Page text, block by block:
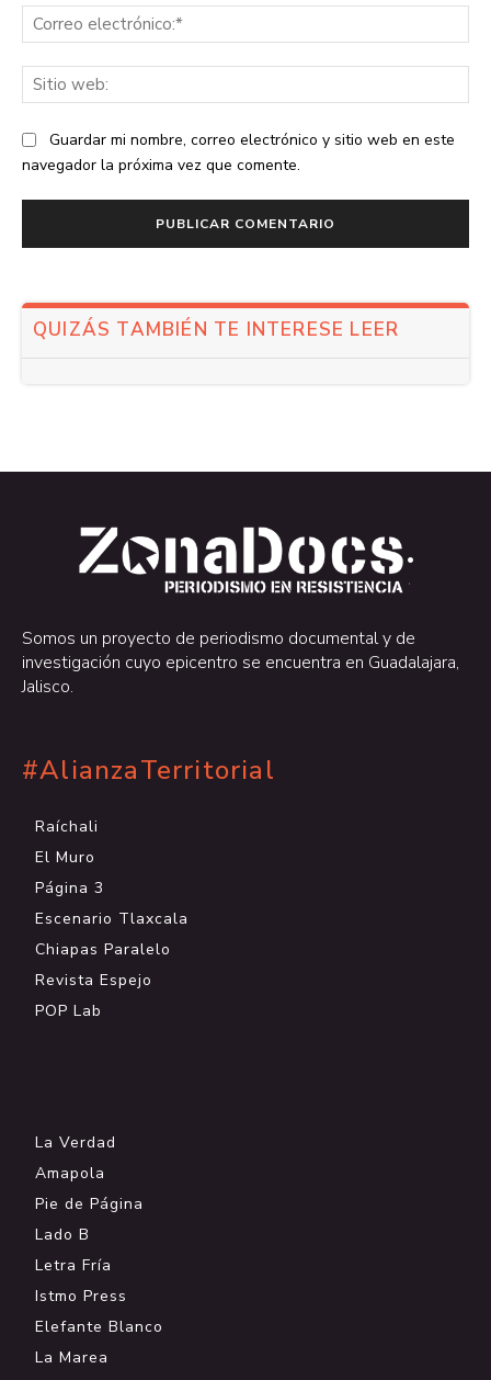
Guardar mi nombre, correo electrónico y sitio web en este
navegador la próxima vez que comente.
QUIZÁS TAMBIÉN TE INTERESE LEER
.
.
Somos un proyecto de periodismo documental y de
investigación cuyo epicentro se encuentra en Guadalajara,
Jalisco.
#AlianzaTerritorial
Raíchali
El Muro
Página 3
Escenario Tlaxcala
Chiapas Paralelo
Revista Espejo
POP Lab
La Verdad
Amapola
Pie de Página
Lado B
Letra Fría
Istmo Press
Elefante Blanco
La Marea